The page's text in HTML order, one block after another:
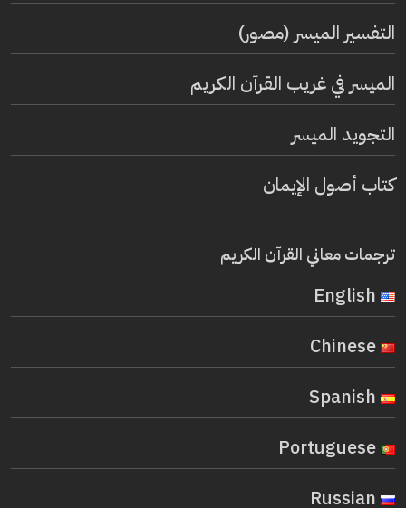
التفسير الميسر (مصور)
الميسر في غريب القرآن الكريم
التجويد الميسر
كتاب أصول الإيمان
ترجمات معاني القرآن الكريم